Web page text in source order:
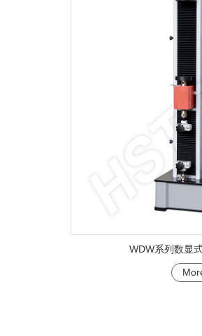
WDW系列数显